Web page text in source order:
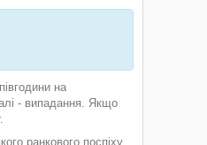
на
- випадання. Якщо
ранкового поспіху,